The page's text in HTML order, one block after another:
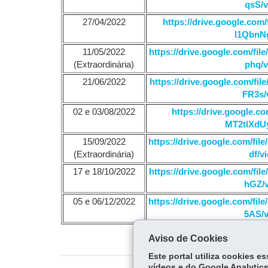
qsS/
27/04/2022
https://
11/05/2022
(Extraordinária)
https://drive.google.com/
phq/
21/06/2022
https://drive.google.com/
02 e 03/08/2022
https://
15/09/2022
(Extraordinária)
https://drive.google.com/
df/
17 e 18/10/2022
https://drive.google.com/
05 e 06/12/2022
https://drive.google.com/
5AS/
Aviso de Cookies
Este portal utiliza cookies